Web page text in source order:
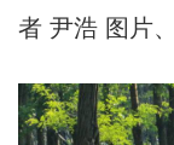
者尹浩 图片